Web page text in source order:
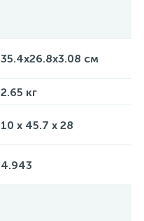
35.4x26.8x3.08 см
2.65 кг
10 x 45.7 x 28
4.943